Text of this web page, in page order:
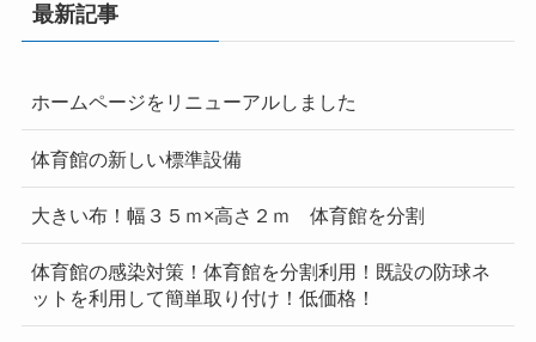
最新記事
ホームページをリニューアルしました
体育館の新しい標準設備
大きい布！幅３５ｍ×高さ２ｍ 体育館を分割
体育館の感染対策！体育館を分割利用！既設の防球ネ
ットを利用して簡単取り付け！低価格！